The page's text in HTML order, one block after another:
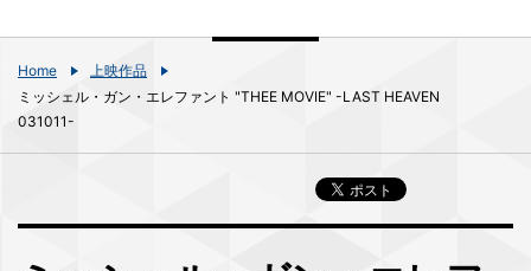
Home
上映作品
ミッシェル・ガン・エレファント "THEE MOVIE" -LAST HEAVEN
031011-